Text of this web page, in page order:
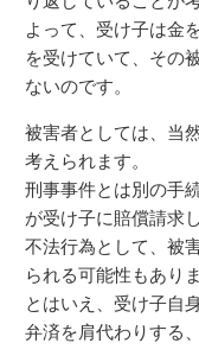
よって、受け子は金
を受けていて、その
ないのです。
被害者としては、当
考えられます。
刑事事件とは別の手
が受け子に賠償請求
不法行為として、被
られる可能性もありま
とはいえ、受け子自
弁済を肩代わりする